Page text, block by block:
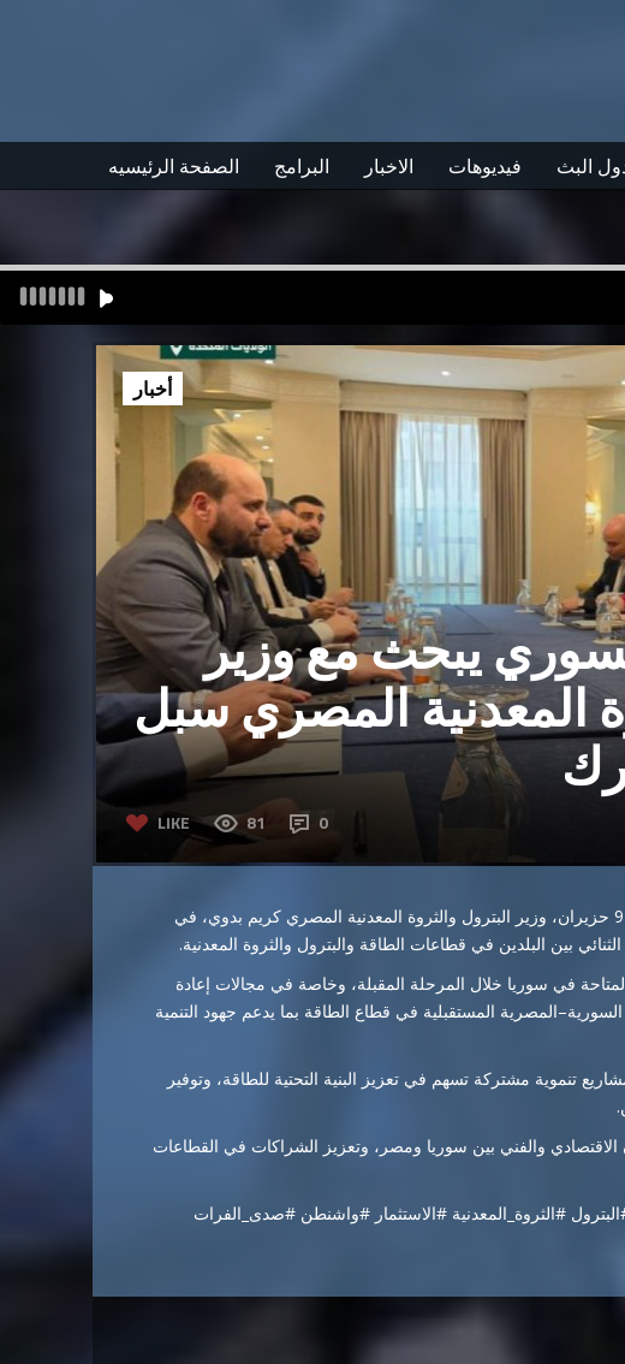
الصفحة الرئيسيه البرامج الاخبار فيديوهات البث
يبحث مع وزير
المعدنية المصري سبل
LIKE 81 0
أخبار
كريم بدوي، في
بين البلدين في قطاعات الطاقة والبترول والثروة المعدنية.
في سوريا خلال المرحلة المقبلة، وخاصة في مجالات إعادة
المستقبلية في قطاع الطاقة بما يدعم جهود التنمية
تنموية مشتركة تسهم في تعزيز البنية التحتية للطاقة، وتوفير
الاقتصادي والفني بين سوريا ومصر، وتعزيز الشراكات في القطاعات
#الثروة_المعدنية #الاستثمار #واشنطن #صدى_الفرات